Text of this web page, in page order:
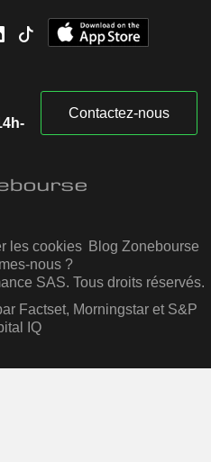
Contactez-nous
les cookies Blog Zonebourse
nous ?
SAS. Tous droits réservés.
Factset, Morningstar et S&P
IQ